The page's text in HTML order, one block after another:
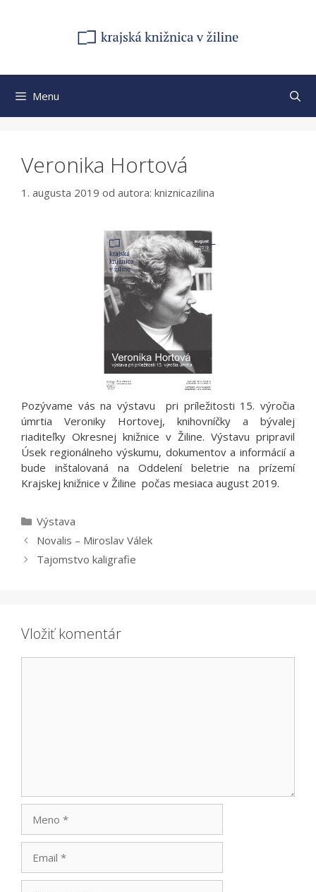
Menu
Veronika Hortová
1. augusta 2019 od autora: kniznicazilina
Pozývame vás na výstavu pri príležitosti 15. výročia
úmrtia Veroniky Hortovej, knihovníčky a bývalej
riaditeľky Okresnej knižnice v Žiline. Výstavu pripravil
Úsek regionálneho výskumu, dokumentov a informácií a
bude inštalovaná na Oddelení beletrie na prízemí
Krajskej knižnice v Žiline počas mesiaca august 2019.
Kategórie
Výstava
Novalis – Miroslav Válek
Tajomstvo kaligrafie
Vložiť komentár